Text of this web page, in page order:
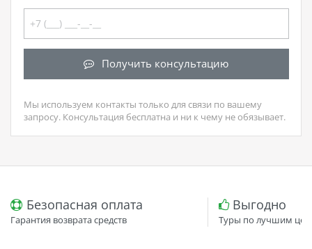
Получить консультацию
Мы используем контакты только для связи по вашему
запросу. Консультация бесплатна и ни к чему не обязывает.
Безопасная оплата
Гарантия возврата средств
Выгодно
Туры по лучшим